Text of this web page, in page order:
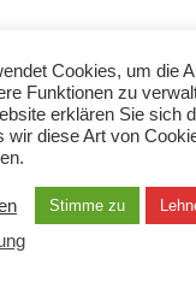
Feuerwehr Wiesloch -
Impressum
Kontakt
Cookies, um die
Funktionen zu
erklären Sie sich
wir diese Art von
Stimme zu